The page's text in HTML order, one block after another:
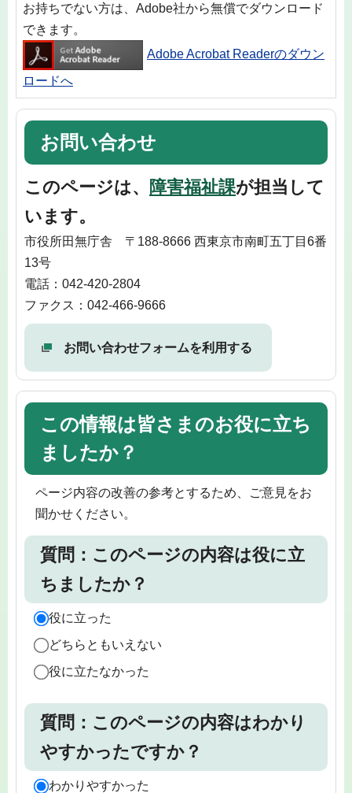
お持ちでない方は、Adobe社から無償でダウンロード
できます。
Adobe Acrobat Readerのダウン
ロードへ
お問い合わせ
このページは、 障害福祉課が担当して
います。
市役所田無庁舎 〒188-8666 西東京市南町五丁目6番
13号
電話：042-420-2804
ファクス：042-466-9666
お問い合わせフォームを利用する
この情報は皆さまのお役に立ち
ましたか？
ページ内容の改善の参考とするため、ご意見をお
聞かせください。
質問：このページの内容は役に立
ちましたか？
役に立った
どちらともいえない
役に立たなかった
質問：このページの内容はわかり
やすかったですか？
わかりやすかった